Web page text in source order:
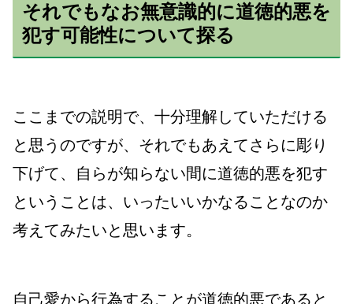
それでもなお無意識的に道徳的悪を
犯す可能性について探る
ここまでの説明で、十分理解していただける
と思うのですが、それでもあえてさらに彫り
下げて、自らが知らない間に道徳的悪を犯す
ということは、いったいいかなることなのか
考えてみたいと思います。
自己愛から行為することが道徳的悪であると